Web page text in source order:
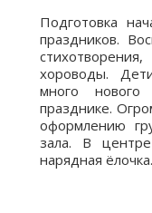
Подготовка
праздников.
хороводы.
много
празднике.
оформлению
зала. В
нарядная ёлочка.